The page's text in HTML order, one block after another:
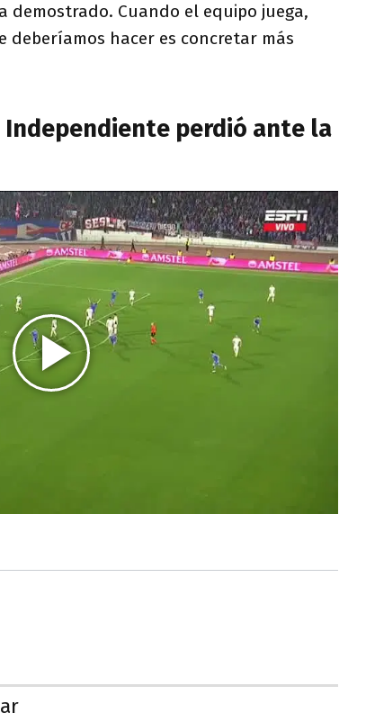
demostrado. Cuando el equipo juega,
deberíamos hacer es concretar más
Independiente perdió ante la